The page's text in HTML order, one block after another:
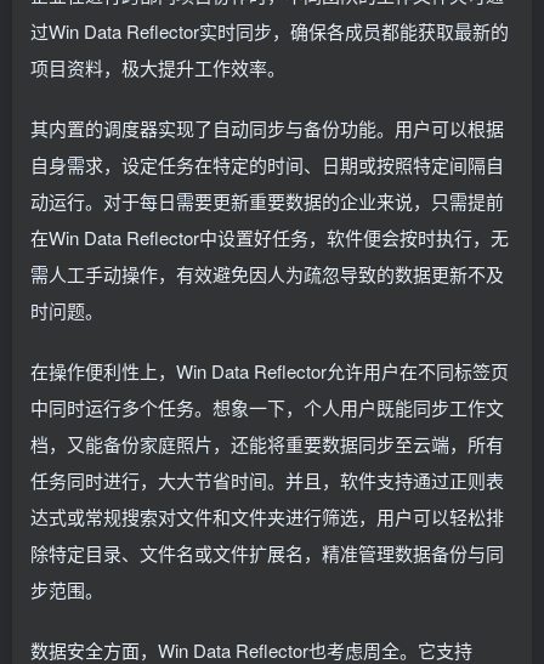
过Win Data Reflector实时同步，确保各成员都能获取最新的
项目资料，极大提升工作效率。
其内置的调度器实现了自动同步与备份功能。用户可以根据
自身需求，设定任务在特定的时间、日期或按照特定间隔自
动运行。对于每日需要更新重要数据的企业来说，只需提前
在Win Data Reflector中设置好任务，软件便会按时执行，无
需人工手动操作，有效避免因人为疏忽导致的数据更新不及
时问题。
在操作便利性上，Win Data Reflector允许用户在不同标签页
中同时运行多个任务。想象一下，个人用户既能同步工作文
档，又能备份家庭照片，还能将重要数据同步至云端，所有
任务同时进行，大大节省时间。并且，软件支持通过正则表
达式或常规搜索对文件和文件夹进行筛选，用户可以轻松排
除特定目录、文件名或文件扩展名，精准管理数据备份与同
步范围。
数据安全方面，Win Data Reflector也考虑周全。它支持